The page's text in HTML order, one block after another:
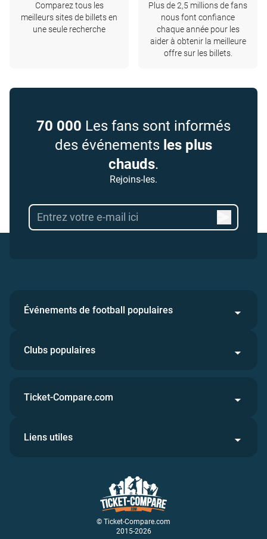
Comparez tous les
meilleurs sites de billets en
une seule recherche
Plus de 2,5 millions de fans
nous font confiance
chaque année pour les
aider à obtenir la meilleure
offre sur les billets.
70 000 Les fans sont informés
des événements les plus
chauds.
Rejoins-les.
Événements de football populaires
Clubs populaires
© Ticket-Compare.com
2015-2026
Ticket-Compare.com
Liens utiles